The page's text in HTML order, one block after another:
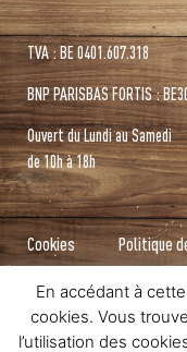
TVA : BE 0401.607.318
BNP PARISBAS FORTIS :
Ouvert du Lundi au Samedi
de 10h à 18h
Cookies Politique
Designed &
En accédant à
cookies. Vous
l’utilisation des